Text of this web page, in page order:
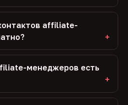
affiliate-
менеджеров есть